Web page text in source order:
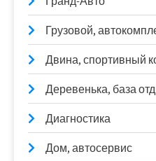
Грузовой,
Двина, спортивный
Деревенька, база
Диагностика
Дом, автосервис